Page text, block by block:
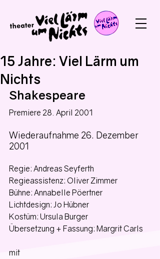
15 Jahre: Viel Lärm um
Nichts
Shakespeare
Premiere 28. April 2001
Wiederaufnahme 26. Dezember
2001
Regie: Andreas Seyferth
Regieassistenz: Oliver Zimmer
Bühne: Annabelle Pöertner
Lichtdesign: Jo Hübner
Kostüm: Ursula Burger
Übersetzung + Fassung: Margrit Carls
mit